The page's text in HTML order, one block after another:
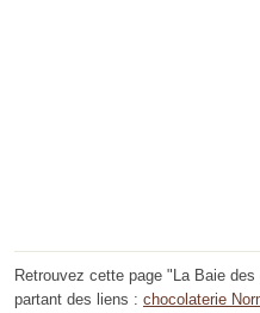
Retrouvez cette page "La Baie
partant des liens : chocolaterie